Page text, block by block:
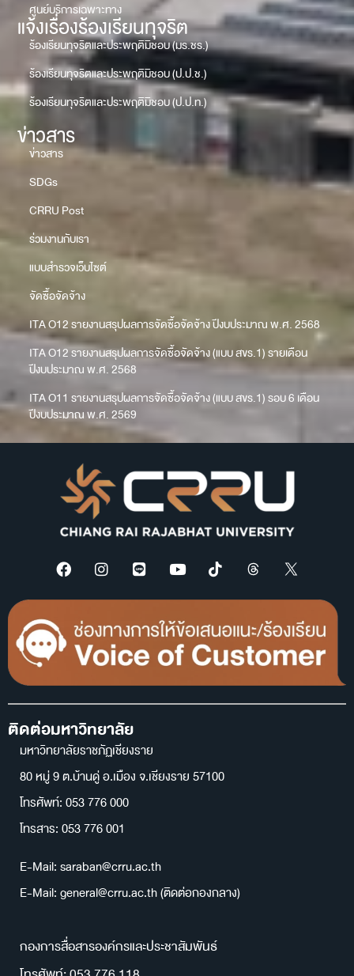
ศูนย์บริการเฉพาะทาง
แจ้งเรื่องร้องเรียนทุจริต
ร้องเรียนทุจริตและประพฤติมิชอบ (มร.ชร.)
ร้องเรียนทุจริตและประพฤติมิชอบ (ป.ป.ช.)
ร้องเรียนทุจริตและประพฤติมิชอบ (ป.ป.ท.)
ข่าวสาร
ข่าวสาร
SDGs
CRRU Post
ร่วมงานกับเรา
แบบสำรวจเว็บไซต์
จัดซื้อจัดจ้าง
ITA O12 รายงานสรุปผลการจัดซื้อจัดจ้าง ปีงบประมาณ พ.ศ. 2568
ITA O12 รายงานสรุปผลการจัดซื้อจัดจ้าง (แบบ สขร.1) รายเดือน
ปีงบประมาณ พ.ศ. 2568
ITA O11 รายงานสรุปผลการจัดซื้อจัดจ้าง (แบบ สขร.1) รอบ 6 เดือน
ปีงบประมาณ พ.ศ. 2569
ติดต่อมหาวิทยาลัย
มหาวิทยาลัยราชภัฏเชียงราย
80 หมู่ 9 ต.บ้านดู่ อ.เมือง จ.เชียงราย 57100
โทรศัพท์: 053 776 000
โทรสาร: 053 776 001
E-Mail: saraban@crru.ac.th
E-Mail: general@crru.ac.th (ติดต่อกองกลาง)
กองการสื่อสารองค์กรและประชาสัมพันธ์